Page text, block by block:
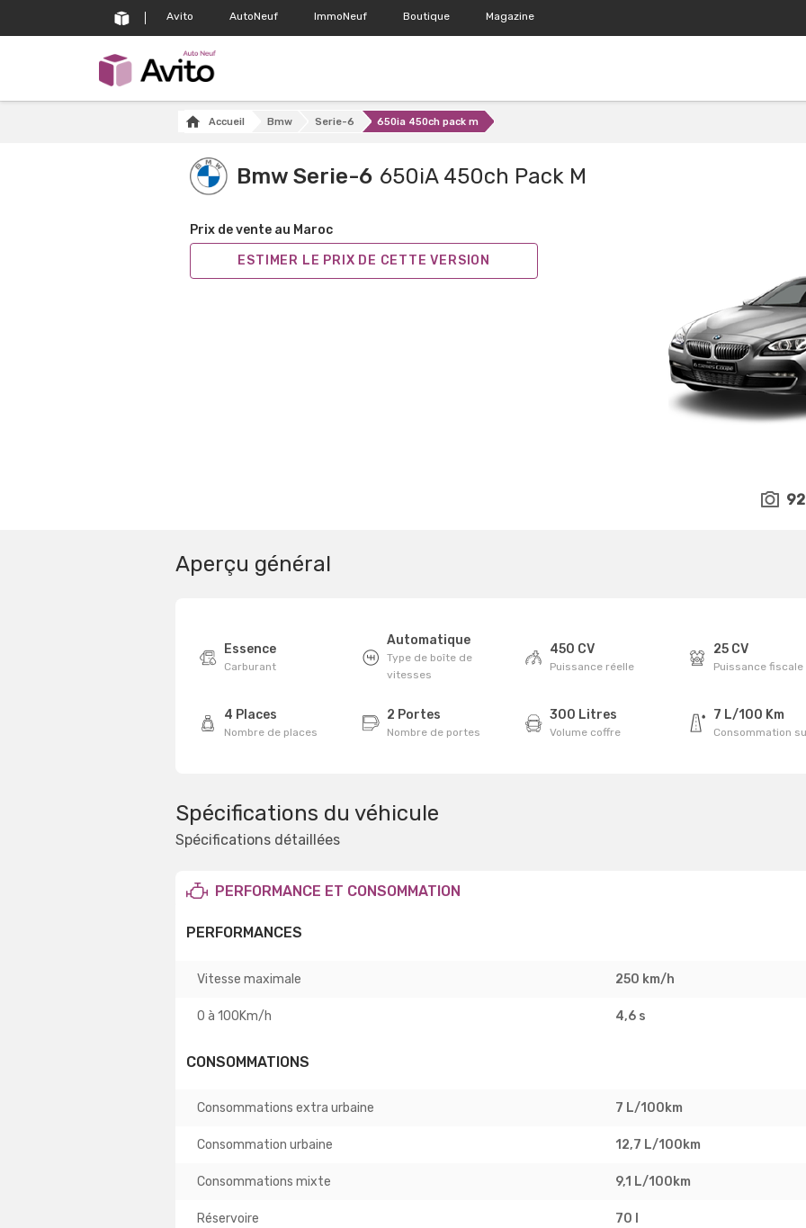
Avito AutoNeuf ImmoNeuf Boutique Magazine
Accueil Bmw Serie-6 650ia 450ch pack m
Bmw Serie-6 650iA 450ch Pack M
Prix de vente au Maroc
ESTIMER LE PRIX DE CETTE VERSION
92
Aperçu général
Essence
Carburant
Automatique
Type de boîte de
vitesses
450 CV
Puissance réelle
25 CV
Puissance fiscale
4 Places
Nombre de places
2 Portes
Nombre de portes
300 Litres
Volume coffre
7 L/100 Km
Consommation
Spécifications du véhicule
Spécifications détaillées
PERFORMANCE ET CONSOMMATION
PERFORMANCES
Vitesse maximale 250 km/h
0 à 100Km/h 4,6 s
CONSOMMATIONS
Consommations extra urbaine 7 L/100km
Consommation urbaine 12,7 L/100km
Consommations mixte 9,1 L/100km
Réservoire 70 l